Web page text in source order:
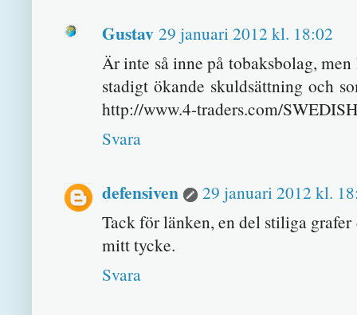
Gustav 29 januari 2012 kl. 18:02
Är inte så inne på tobaksbolag,
stadigt ökande skuldsättning och
http://www.4-traders.com/
Svara
defensiven
29 januari 2012 kl.
Tack för länken, en del stiliga
mitt tycke.
Svara